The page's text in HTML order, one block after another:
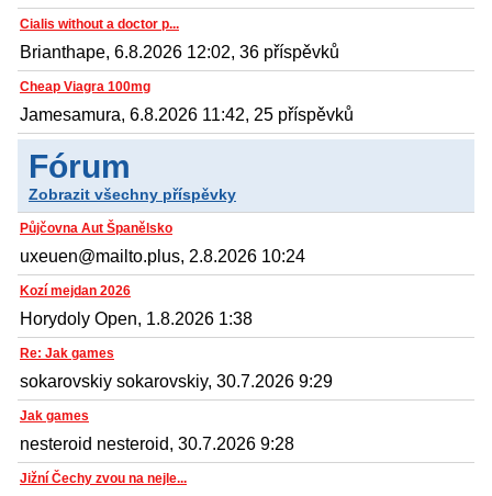
Cialis without a doctor p...
Brianthape, 6.8.2026 12:02, 36 příspěvků
Cheap Viagra 100mg
Jamesamura, 6.8.2026 11:42, 25 příspěvků
Fórum
Zobrazit všechny příspěvky
Půjčovna Aut Španělsko
uxeuen@mailto.plus, 2.8.2026 10:24
Kozí mejdan 2026
Horydoly Open, 1.8.2026 1:38
Re: Jak games
sokarovskiy sokarovskiy, 30.7.2026 9:29
Jak games
nesteroid nesteroid, 30.7.2026 9:28
Jižní Čechy zvou na nejle...